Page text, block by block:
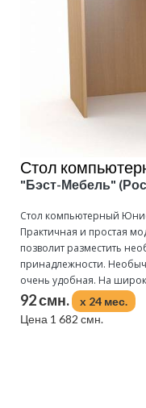
Стол
"Бэст-Мебель"
Стол компьютерный
Практичная и простая
позволит разместить
принадлежности.
очень удобная. На
92 смн.
x 24 мес.
Цена 1 682 смн.